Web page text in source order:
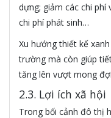
dựng; giảm các chi phí
chi phí phát sinh…
Xu hướng thiết kế
trường mà còn giúp
tăng lên vượt mong
2.3. Lợi ích xã hội
Trong bối cảnh đô thị